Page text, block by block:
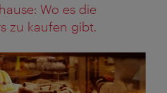
Wo es die
zu kaufen gibt.